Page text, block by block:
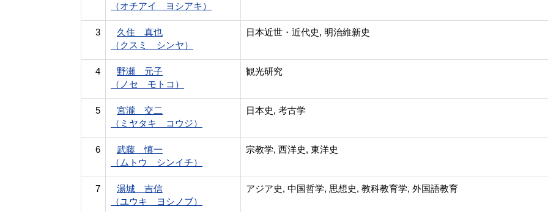
（オチアイ ヨシアキ）
3
久住 真也
（クスミ シンヤ）
日本近世・近代史, 明治維新史
4
野瀬 元子
（ノセ モトコ）
観光研究
5
宮瀧 交二
（ミヤタキ コウジ）
日本史, 考古学
6
武藤 慎一
（ムトウ シンイチ）
宗教学, 西洋史, 東洋史
7
湯城 吉信
（ユウキ ヨシノブ）
アジア史, 中国哲学, 思想史, 教科教育学, 外国語教育